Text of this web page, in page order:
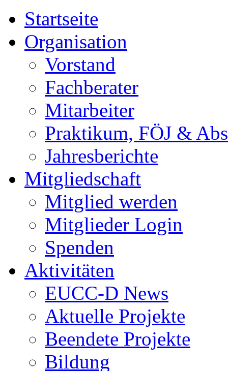
Startseite
Organisation
Vorstand
Fachberater
Mitarbeiter
Praktikum, FÖJ &
Jahresberichte
Mitgliedschaft
Mitglied werden
Mitglieder Login
Spenden
Aktivitäten
EUCC-D News
Aktuelle Projekte
Beendete Projekte
Bildung